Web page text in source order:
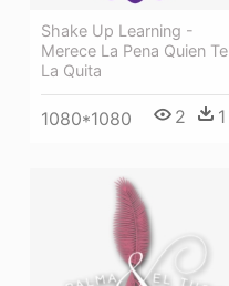
Shake Up Learning -
Merece La Pena Quien Te
La Quita
1080*1080 2 1